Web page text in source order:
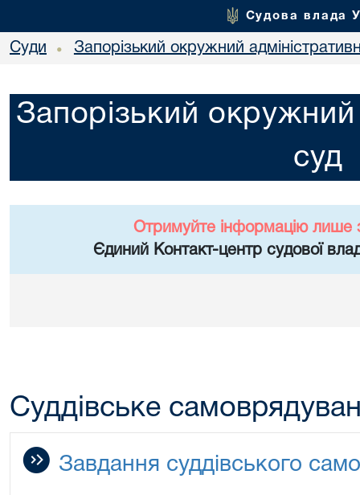
Судова влада
Суди • Запорізький окружний
Запорізький окружний
суд
Отримуйте інформацію лише
Єдиний Контакт-центр судової
Cуддівське
Завдання суддівського